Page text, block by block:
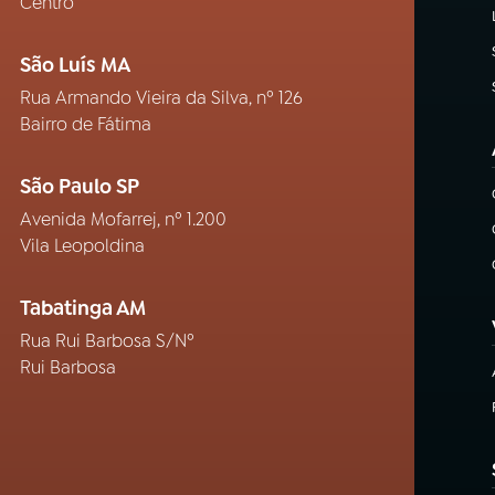
São Luís MA
Rua Armando Vieira da Silva, nº 126
Bairro de Fátima
São Paulo SP
Avenida Mofarrej, nº 1.200
Vila Leopoldina
Tabatinga AM
Rua Rui Barbosa S/Nº
Rui Barbosa